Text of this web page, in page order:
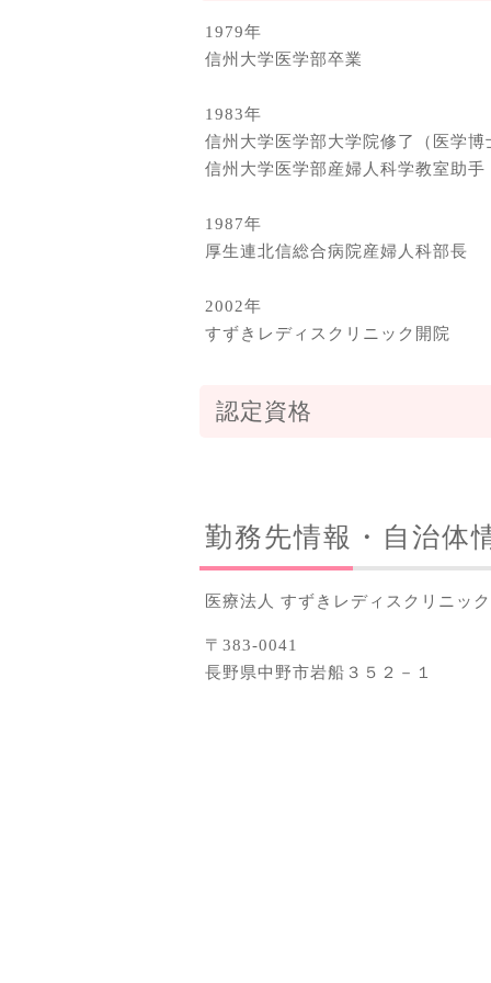
1979年
信州大学医学部卒業
1983年
信州大学医学部大学院修了（医学博
信州大学医学部産婦人科学教室助手
1987年
厚生連北信総合病院産婦人科部長
2002年
すずきレディスクリニック開院
認定資格
勤務先情報・自治体
医療法人 すずきレディスクリニック
〒383-0041
長野県中野市岩船３５２－１